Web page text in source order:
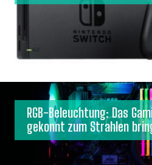
RGB-Beleuchtung: Das
gekonnt zum Strahlen